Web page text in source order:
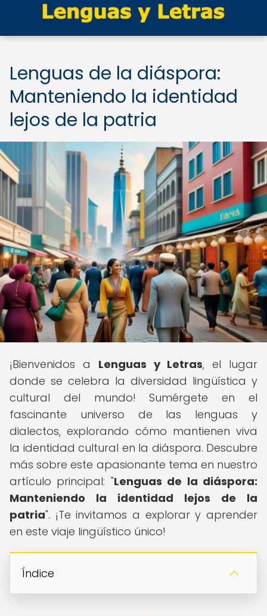
Lenguas de la diáspora:
Manteniendo la identidad
lejos de la patria
¡Bienvenidos a Lenguas y Letras, el lugar
donde se celebra la diversidad lingüística y
cultural del mundo! Sumérgete en el
fascinante universo de las lenguas y
dialectos, explorando cómo mantienen viva
la identidad cultural en la diáspora. Descubre
más sobre este apasionante tema en nuestro
artículo principal: "Lenguas de la diáspora:
Manteniendo la identidad lejos de la
patria". ¡Te invitamos a explorar y aprender
en este viaje lingüístico único!
Índice